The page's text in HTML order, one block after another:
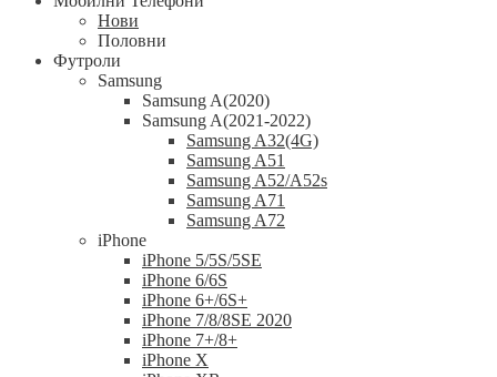
Нови
Половни
Футроли
Samsung
Samsung A(2020)
Samsung A(2021-2022)
Samsung A32(4G)
Samsung A51
Samsung A52/A52s
Samsung A71
Samsung A72
iPhone
iPhone 5/5S/5SE
iPhone 6/6S
iPhone 6+/6S+
iPhone 7/8/8SE 2020
iPhone 7+/8+
iPhone X